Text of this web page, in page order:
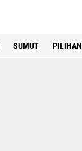
SUMUT PILIHAN